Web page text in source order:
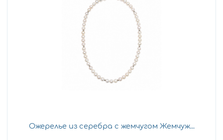
Ожерелье из серебра с жемчугом Жемчуж...